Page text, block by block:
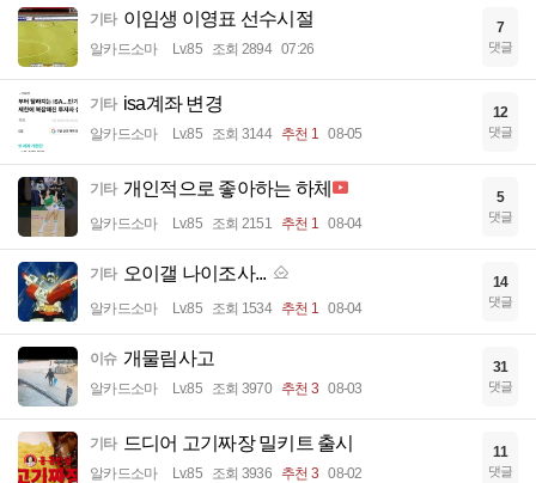
기타 이임생 이영표 선수시절
알카드소마 Lv.85 조회 2894 07:26
7
댓글
기타 isa계좌 변경
알카드소마 Lv.85 조회 3144 추천 1 08-05
12
댓글
기타 개인적으로 좋아하는 하체
알카드소마 Lv.85 조회 2151 추천 1 08-04
5
댓글
기타 오이갤 나이조사...
알카드소마 Lv.85 조회 1534 추천 1 08-04
14
댓글
이슈 개물림사고
알카드소마 Lv.85 조회 3970 추천 3 08-03
31
댓글
기타 드디어 고기짜장 밀키트 출시
알카드소마 Lv.85 조회 3936 추천 3 08-02
11
댓글